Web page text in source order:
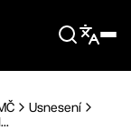
Usnesení